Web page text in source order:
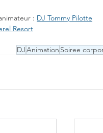
: DJ Tommy Pilotte
Resort
DJAnimation Soiree